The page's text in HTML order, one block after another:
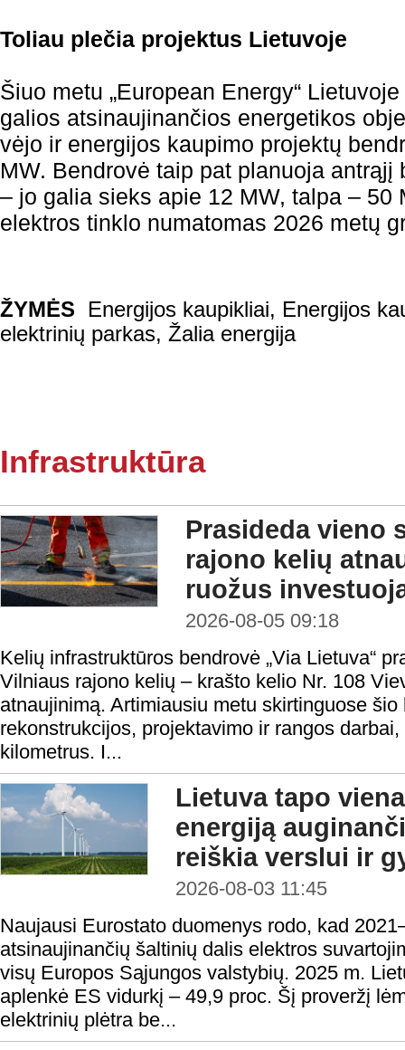
Toliau plečia projektus Lietuvoje
Šiuo metu „European Energy“
galios atsinaujinančios energetikos
vėjo ir energijos kaupimo projektų
MW. Bendrovė taip pat planuoja antrąjį
– jo galia sieks apie 12 MW, talpa – 50
elektros tinklo numatomas 2026 metų
ŽYMĖS Energijos kaupikliai, Energijos
elektrinių parkas, Žalia energija
Infrastruktūra
Prasideda vieno
rajono kelių
ruožus
2026-08-05 09:18
Kelių infrastruktūros bendrovė „Via Lietuva“
Vilniaus rajono kelių – krašto kelio Nr. 108
atnaujinimą. Artimiausiu metu skirtinguose
rekonstrukcijos, projektavimo ir rangos
kilometrus. I...
Lietuva tapo
energiją
reiškia verslui ir
2026-08-03 11:45
Naujausi Eurostato duomenys rodo, kad
atsinaujinančių šaltinių dalis elektros
visų Europos Sąjungos valstybių. 2025 m.
aplenkė ES vidurkį – 49,9 proc. Šį proveržį
elektrinių plėtra be...